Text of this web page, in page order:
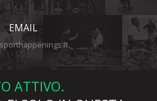
EMAIL
ATTIVO.